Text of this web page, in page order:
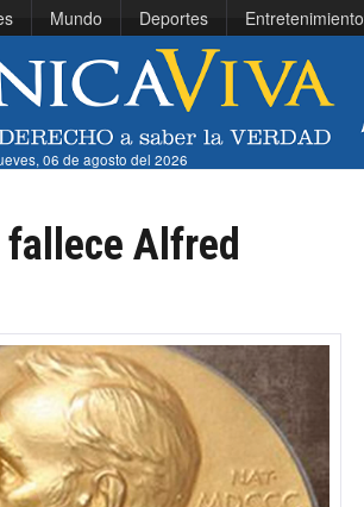
Mundo Deportes Entretenimiento
06 de agosto del 2026
Alfred